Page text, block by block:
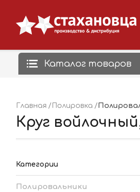
Каталог товаров
Главная Полировка
Круг
Категории
Полировальники